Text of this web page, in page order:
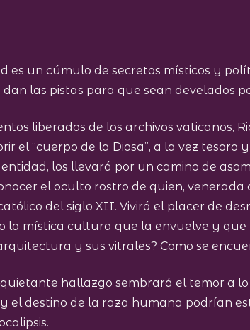
un cúmulo de secretos místicos y
las pistas para que sean develados
liberados de los archivos vaticanos,
el “cuerpo de la Diosa”, a la vez tesoro
los llevará por un camino de
el oculto rostro de quien, venerada
del siglo XII. Vivirá el placer de
la mística cultura que la envuelve y que
y sus vitrales? Como se
hallazgo sembrará el temor a
destino de la raza humana podrían